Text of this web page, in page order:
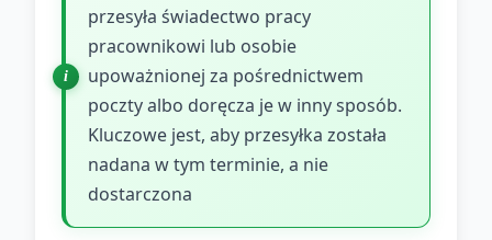
przesyła świadectwo pracy
pracownikowi lub osobie
upoważnionej za pośrednictwem
poczty albo doręcza je w inny sposób.
Kluczowe jest, aby przesyłka została
nadana w tym terminie, a nie
dostarczona